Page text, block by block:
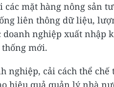
mặt hàng nông sản
liên thông dữ liệu,
doanh nghiệp xuất nhập
mới.
nghiệp, cải cách thể
hiệu quả quản lý nhà